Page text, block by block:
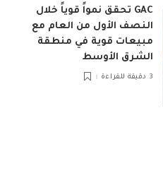
GAC تحقق نمواً قوياً خلال
النصف الأول من العام مع
مبيعات قوية في منطقة
الشرق الأوسط
3 دقيقة للقراءة